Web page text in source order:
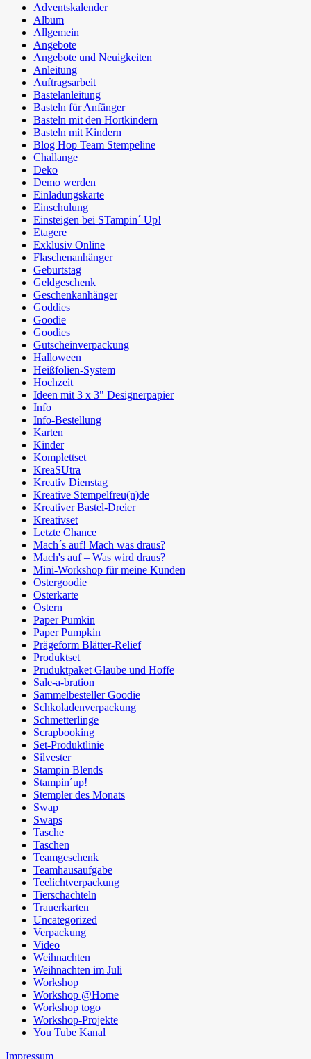
Adventskalender
Album
Allgemein
Angebote
Angebote und Neuigkeiten
Anleitung
Auftragsarbeit
Bastelanleitung
Basteln für Anfänger
Basteln mit den Hortkindern
Basteln mit Kindern
Blog Hop Team Stempeline
Challange
Deko
Demo werden
Einladungskarte
Einschulung
Einsteigen bei STampin´ Up!
Etagere
Exklusiv Online
Flaschenanhänger
Geburtstag
Geldgeschenk
Geschenkanhänger
Goddies
Goodie
Goodies
Gutscheinverpackung
Halloween
Heißfolien-System
Hochzeit
Ideen mit 3 x 3" Designerpapier
Info
Info-Bestellung
Karten
Kinder
Komplettset
KreaSUtra
Kreativ Dienstag
Kreative Stempelfreu(n)de
Kreativer Bastel-Dreier
Kreativset
Letzte Chance
Mach´s auf! Mach was draus?
Mach's auf – Was wird draus?
Mini-Workshop für meine Kunden
Ostergoodie
Osterkarte
Ostern
Paper Pumkin
Paper Pumpkin
Prägeform Blätter-Relief
Produktset
Pruduktpaket Glaube und Hoffe
Sale-a-bration
Sammelbesteller Goodie
Schkoladenverpackung
Schmetterlinge
Scrapbooking
Set-Produktlinie
Silvester
Stampin Blends
Stampin´up!
Stempler des Monats
Swap
Swaps
Tasche
Taschen
Teamgeschenk
Teamhausaufgabe
Teelichtverpackung
Tierschachteln
Trauerkarten
Uncategorized
Verpackung
Video
Weihnachten
Weihnachten im Juli
Workshop
Workshop @Home
Workshop togo
Workshop-Projekte
You Tube Kanal
Impressum